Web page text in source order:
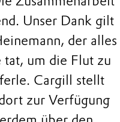
Unser Dank gilt
der alles
tat, um die Flut zu
Cargill stellt
zur Verfügung